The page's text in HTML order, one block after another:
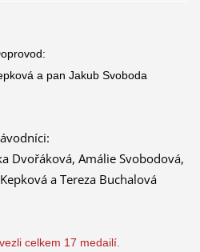
a pan Jakub Svoboda
Dvořáková, Amálie Svobodová,
a Tereza Buchalová
celkem 17 medailí.